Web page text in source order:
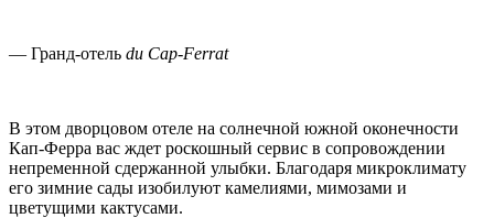
— Гранд-отель du Cap-Ferrat
В ​​этом дворцовом отеле на солнечной южной оконечности
Кап-Ферра вас ждет роскошный сервис в сопровождении
непременной сдержанной улыбки. Благодаря микроклимату
его зимние сады изобилуют камелиями, мимозами и
цветущими кактусами.